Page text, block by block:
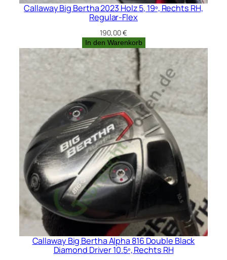
Callaway Big Bertha 2023 Holz 5, 19º, Rechts RH,
Regular-Flex
190,00€
In den Warenkorb
Callaway Big Bertha Alpha 816 Double Black
Diamond Driver 10.5º, Rechts RH